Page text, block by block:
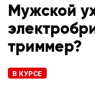
Мужской
триммер?
В КУРСЕ